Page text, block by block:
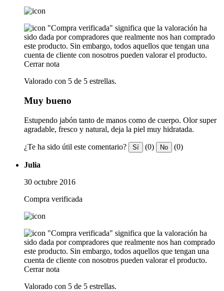
"Compra verificada" significa que la valoración ha
sido dada por compradores que realmente nos han comprado
este producto. Sin embargo, todos aquellos que tengan una
cuenta de cliente con nosotros pueden valorar el producto.
Cerrar nota
Valorado con 5 de 5 estrellas.
Muy bueno
Estupendo jabón tanto de manos como de cuerpo. Olor super
agradable, fresco y natural, deja la piel muy hidratada.
¿Te ha sido útil este comentario? Sí (0) No (0)
Julia
30 octubre 2016
Compra verificada
"Compra verificada" significa que la valoración ha
sido dada por compradores que realmente nos han comprado
este producto. Sin embargo, todos aquellos que tengan una
cuenta de cliente con nosotros pueden valorar el producto.
Cerrar nota
Valorado con 5 de 5 estrellas.